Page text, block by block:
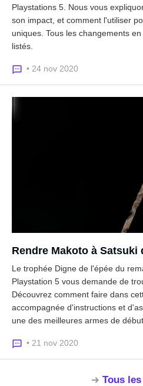
Playstations 5. Nous vous
son impact, et comment l'utiliser
uniques. Tous les changements
listés.
• 24 nov 2020
Rendre Makoto à Satsuki
Le trophée Digne de l'épée du
Playstation 5 vous demande de
Découvrez comment faire dans
accompagnée d'instructions et
une des meilleures armes de
• 21 nov 2020
Tous